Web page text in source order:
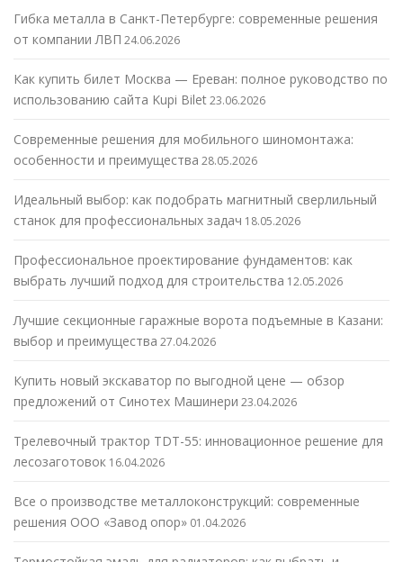
Гибка металла в Санкт-Петербурге: современные решения
от компании ЛВП 24.06.2026
Как купить билет Москва — Ереван: полное руководство по
использованию сайта Kupi Bilet23.06.2026
Современные решения для мобильного шиномонтажа:
особенности и преимущества 28.05.2026
Идеальный выбор: как подобрать магнитный сверлильный
станок для профессиональных задач 18.05.2026
Профессиональное проектирование фундаментов: как
выбрать лучший подход для строительства 12.05.2026
Лучшие секционные гаражные ворота подъемные в Казани:
выбор и преимущества 27.04.2026
Купить новый экскаватор по выгодной цене — обзор
предложений от Синотех Машинери 23.04.2026
Трелевочный трактор TDT-55: инновационное решение для
лесозаготовок 16.04.2026
Все о производстве металлоконструкций: современные
решения ООО «Завод опор» 01.04.2026